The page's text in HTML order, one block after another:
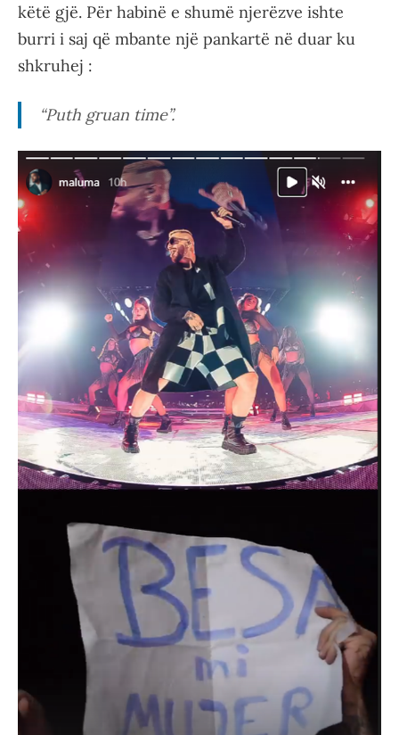
këtë gjë. Për habinë e shumë njerëzve ishte
burri i saj që mbante një pankartë në duar ku
shkruhej :
“Puth gruan time”.